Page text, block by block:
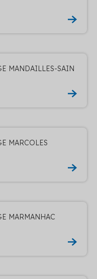
MANDAILLES-SAIN
MARCOLES
MARMANHAC